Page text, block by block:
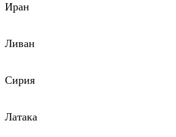
Иран
Ливан
Сирия
Латака